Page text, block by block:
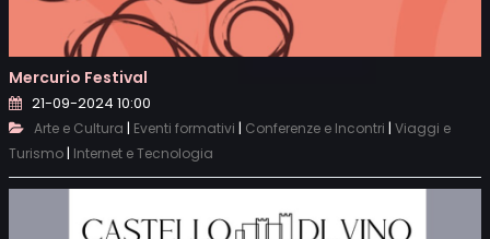
Mercurio Festival
21-09-2024 10:00
Arte e Cultura | Eventi formativi | Conferenze e Incontri | Viaggi e
Turismo | Internet e Tecnologia